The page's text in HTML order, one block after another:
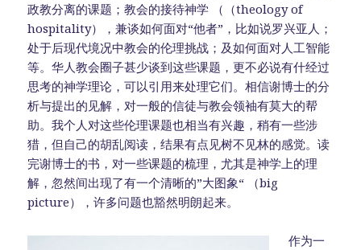
政教分离的课题；教会的接待神学 （（theology of
hospitality），兼谈如何面对“他者”，比如说罗兴亚人；
处于后现代境况中教会的伦理挑战；及如何面对人工智能
等。华人教会圈子甚少谈到这些课题，更不必说有什经过
思考的神学理论，可以引用来处理它们。相信谢博士的分
析与提出的见解，对一般的信徒与教会领袖有莫大的帮
助。我个人对这些伦理课题也相当有兴趣，稍有一些涉
猎，但自己的胡乱阅读，结果有点见树不见林的感觉。读
完谢博士的书，对一些课题的梳理，尤其是神学上的理
解，忽然间出现了有一个清晰的”大图象“ （big
picture），许多问题也豁然明朗起来。
作为一